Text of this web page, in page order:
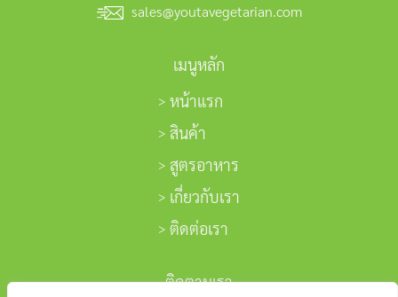
sales@youtavegetarian.com
เมนูหลัก
หน้าแรก
สินค้า
สูตรอาหาร
เกี่ยวกับเรา
ติดต่อเรา
ติดตามเรา